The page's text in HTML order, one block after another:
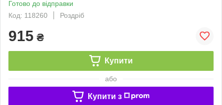
Готово до відправки
Код: 118260
Роздріб
915 ₴
Купити
або
Купити з